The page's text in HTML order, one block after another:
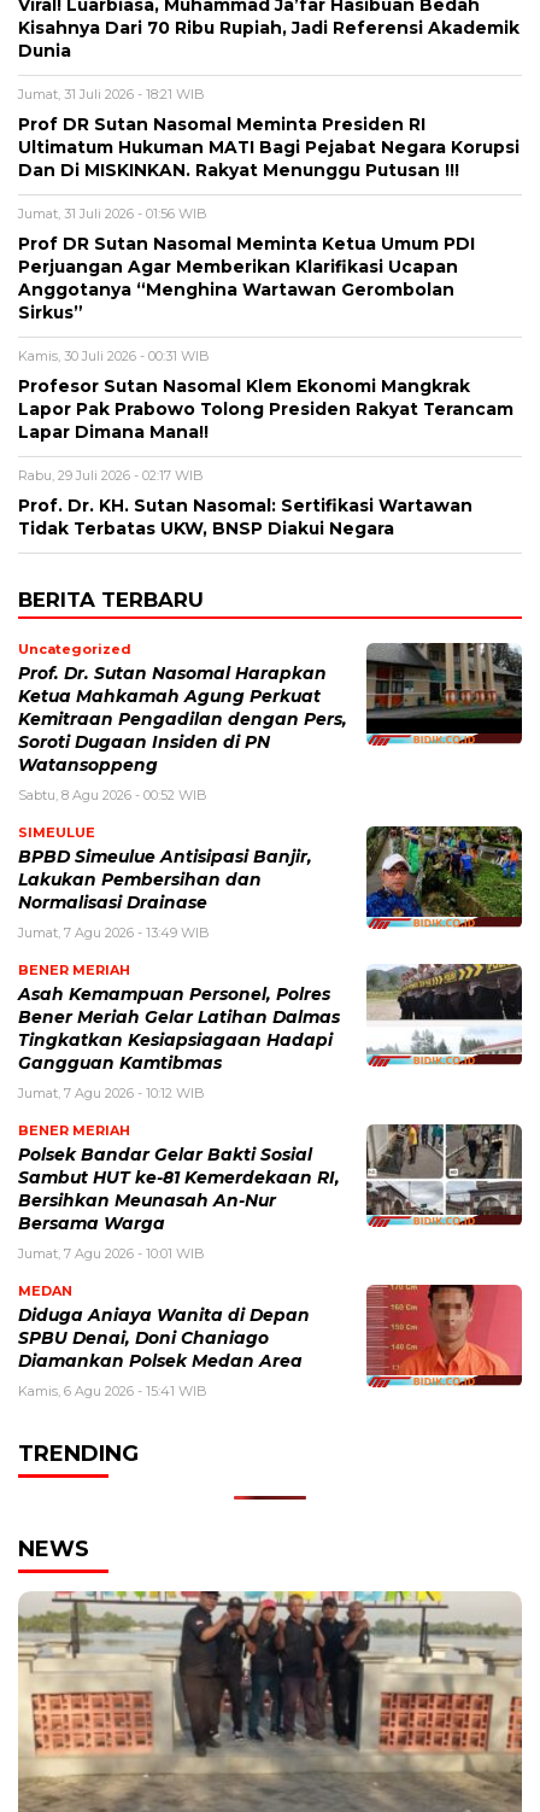
Viral! Luarbiasa, Muhammad Ja’far Hasibuan Bedah
Kisahnya Dari 70 Ribu Rupiah, Jadi Referensi Akademik
Dunia
Jumat, 31 Juli 2026 - 18:21 WIB
Prof DR Sutan Nasomal Meminta Presiden RI
Ultimatum Hukuman MATI Bagi Pejabat Negara Korupsi
Dan Di MISKINKAN. Rakyat Menunggu Putusan !!!
Jumat, 31 Juli 2026 - 01:56 WIB
Prof DR Sutan Nasomal Meminta Ketua Umum PDI
Perjuangan Agar Memberikan Klarifikasi Ucapan
Anggotanya “Menghina Wartawan Gerombolan
Sirkus”
Kamis, 30 Juli 2026 - 00:31 WIB
Profesor Sutan Nasomal Klem Ekonomi Mangkrak
Lapor Pak Prabowo Tolong Presiden Rakyat Terancam
Lapar Dimana Mana!!
Rabu, 29 Juli 2026 - 02:17 WIB
Prof. Dr. KH. Sutan Nasomal: Sertifikasi Wartawan
Tidak Terbatas UKW, BNSP Diakui Negara
BERITA TERBARU
Uncategorized
Prof. Dr. Sutan Nasomal Harapkan
Ketua Mahkamah Agung Perkuat
Kemitraan Pengadilan dengan Pers,
Soroti Dugaan Insiden di PN
Watansoppeng
Sabtu, 8 Agu 2026 - 00:52 WIB
SIMEULUE
BPBD Simeulue Antisipasi Banjir,
Lakukan Pembersihan dan
Normalisasi Drainase
Jumat, 7 Agu 2026 - 13:49 WIB
BENER MERIAH
Asah Kemampuan Personel, Polres
Bener Meriah Gelar Latihan Dalmas
Tingkatkan Kesiapsiagaan Hadapi
Gangguan Kamtibmas
Jumat, 7 Agu 2026 - 10:12 WIB
BENER MERIAH
Polsek Bandar Gelar Bakti Sosial
Sambut HUT ke-81 Kemerdekaan RI,
Bersihkan Meunasah An-Nur
Bersama Warga
Jumat, 7 Agu 2026 - 10:01 WIB
MEDAN
Diduga Aniaya Wanita di Depan
SPBU Denai, Doni Chaniago
Diamankan Polsek Medan Area
Kamis, 6 Agu 2026 - 15:41 WIB
TRENDING
NEWS